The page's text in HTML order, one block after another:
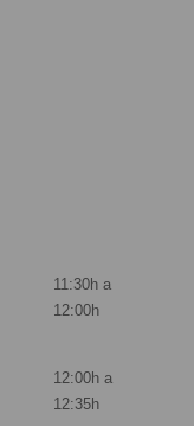
11:30h a
12:00h
12:00h a
12:35h